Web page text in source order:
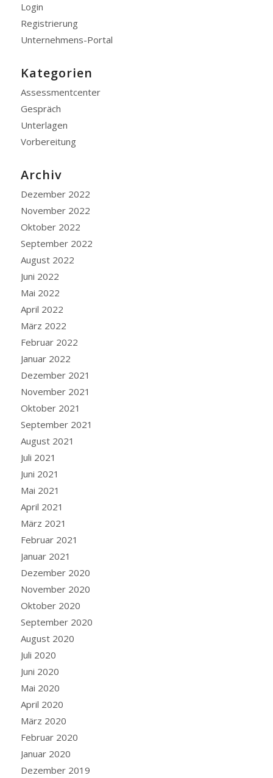
Login
Registrierung
Unternehmens-Portal
Kategorien
Assessmentcenter
Gespräch
Unterlagen
Vorbereitung
Archiv
Dezember 2022
November 2022
Oktober 2022
September 2022
August 2022
Juni 2022
Mai 2022
April 2022
März 2022
Februar 2022
Januar 2022
Dezember 2021
November 2021
Oktober 2021
September 2021
August 2021
Juli 2021
Juni 2021
Mai 2021
April 2021
März 2021
Februar 2021
Januar 2021
Dezember 2020
November 2020
Oktober 2020
September 2020
August 2020
Juli 2020
Juni 2020
Mai 2020
April 2020
März 2020
Februar 2020
Januar 2020
Dezember 2019